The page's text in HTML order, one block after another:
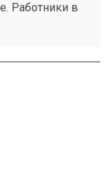
Работники в